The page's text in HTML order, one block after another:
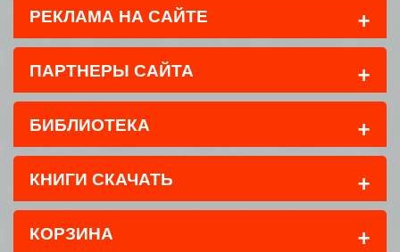
РЕКЛАМА НА САЙТЕ +
ПАРТНЕРЫ САЙТА +
БИБЛИОТЕКА +
КНИГИ СКАЧАТЬ +
КОРЗИНА +